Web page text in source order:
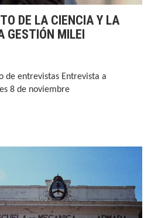
DE LA CIENCIA Y LA
GESTIÓN MILEI
de entrevistas Entrevista a
8 de noviembre